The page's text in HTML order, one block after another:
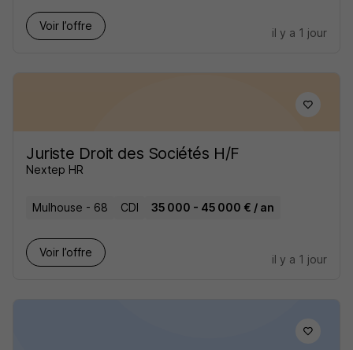
Voir l’offre
il y a 1 jour
Juriste Droit des Sociétés H/F
Nextep HR
Mulhouse - 68 CDI 35 000 - 45 000 € / an
Voir l’offre
il y a 1 jour